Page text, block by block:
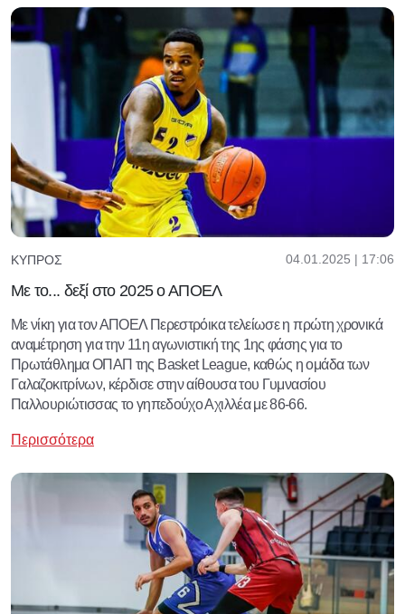
ΚΎΠΡΟΣ 04.01.2025 | 17:06
Με το... δεξί στο 2025 ο ΑΠΟΕΛ
Με νίκη για τον ΑΠΟΕΛ Περεστρόικα τελείωσε η πρώτη χρονικά
αναμέτρηση για την 11η αγωνιστική της 1ης φάσης για το
Πρωτάθλημα ΟΠΑΠ της Basket League, καθώς η ομάδα των
Γαλαζοκιτρίνων, κέρδισε στην αίθουσα του Γυμνασίου
Παλλουριώτισσας το γηπεδούχο Αχιλλέα με 86-66.
Περισσότερα